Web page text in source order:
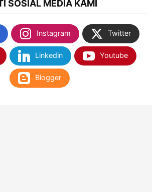
SOSIAL MEDIA KAMI
Instagram Twitter
Linkedin Youtube
Blogger